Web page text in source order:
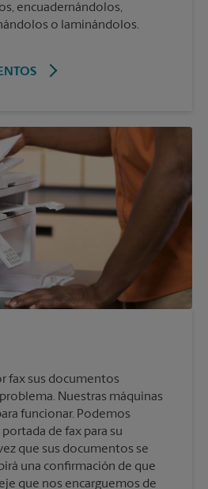
encuadernándolos,
o laminándolos.
fax sus documentos
Nuestras máquinas
funcionar. Podemos
de fax para su
que sus documentos se
una confirmación de que
que nos encarguemos de